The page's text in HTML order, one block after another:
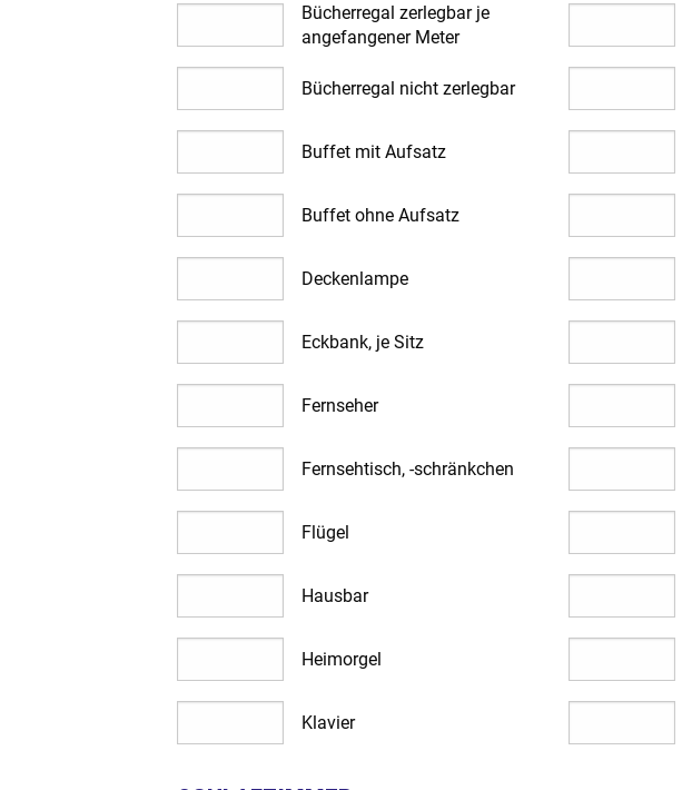
Bücherregal zerlegbar je
angefangener Meter
Bücherregal nicht zerlegbar
Buffet mit Aufsatz
Buffet ohne Aufsatz
Deckenlampe
Eckbank, je Sitz
Fernseher
Fernsehtisch, -schränkchen
Flügel
Hausbar
Heimorgel
Klavier